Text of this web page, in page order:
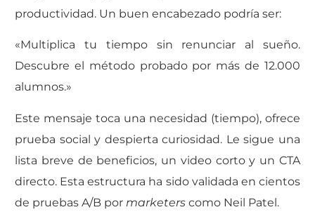
productividad. Un buen encabezado podría ser:
«Multiplica tu tiempo sin renunciar al sueño.
Descubre el método probado por más de 12.000
alumnos.»
Este mensaje toca una necesidad (tiempo), ofrece
prueba social y despierta curiosidad. Le sigue una
lista breve de beneficios, un video corto y un CTA
directo. Esta estructura ha sido validada en cientos
de pruebas A/B por marketers como Neil Patel.